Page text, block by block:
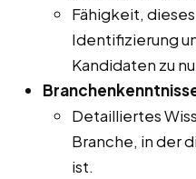
Fähigkeit,
Identifizierung
Kandidaten zu
Detailliertes
Branche, in der
ist.